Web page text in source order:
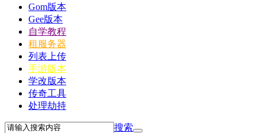
Gom版本
Gee版本
自学教程
租服务器
列表上传
手游版本
学改版本
传奇工具
处理劫持
搜索